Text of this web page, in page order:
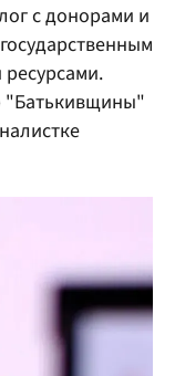
с донорами и
ресурсами.
"Батькивщины"